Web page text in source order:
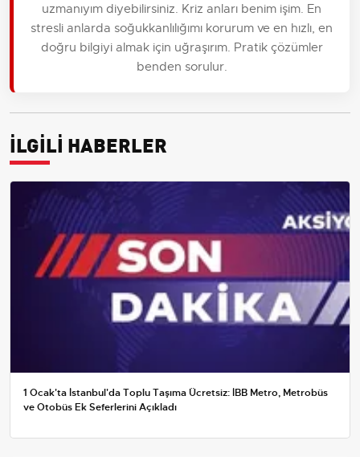
uzmanıyım diyebilirsiniz. Kriz anları benim işim. En
stresli anlarda soğukkanlılığımı korurum ve en hızlı, en
doğru bilgiyi almak için uğraşırım. Pratik çözümler
benden sorulur.
İLGİLİ HABERLER
1 Ocak'ta İstanbul'da Toplu Taşıma Ücretsiz: İBB Metro, Metrobüs
ve Otobüs Ek Seferlerini Açıkladı